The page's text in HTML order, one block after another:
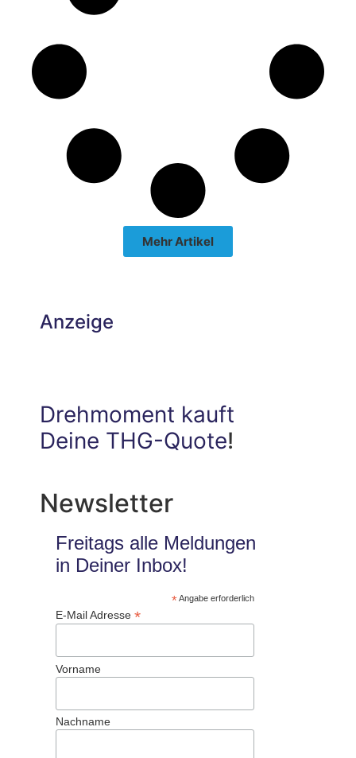
Mehr Artikel
Anzeige
Drehmoment kauft
Deine THG-Quote!
Newsletter
Freitags alle Meldungen
in Deiner Inbox!
*Angabe erforderlich
E-Mail Adresse *
Vorname
Nachname